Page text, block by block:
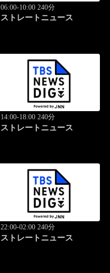
06:00-10:00 240分
ストレートニュース
14:00-18:00 240分
ストレートニュース
22:00-02:00 240分
ストレートニュース